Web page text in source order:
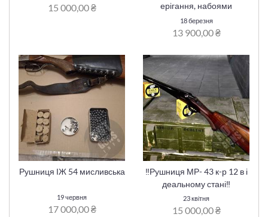
15 000,00 ₴
ерігання, набоями
18 березня
13 900,00 ₴
Рушниця ІЖ 54 мисливська
19 червня
17 000,00 ₴
‼️Рушниця МР- 43 к-р 12 в і
деальному стані‼️
23 квітня
15 000,00 ₴